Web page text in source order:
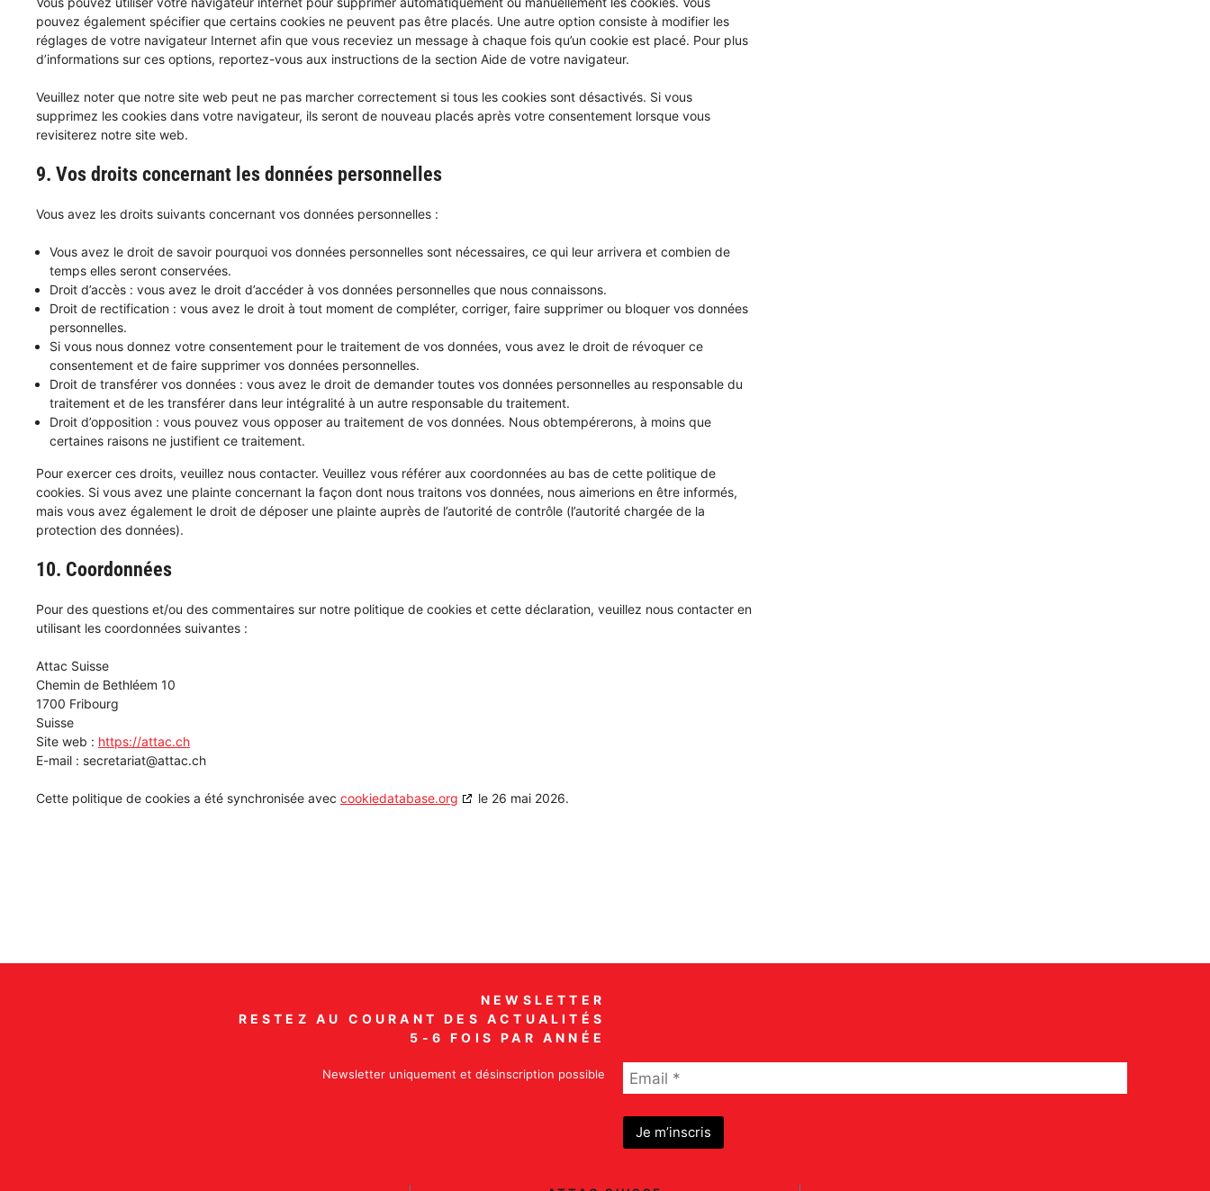
pouvez également spécifier que certains cookies ne peuvent pas être placés. Une autre option consiste à modifier les
réglages de votre navigateur Internet afin que vous receviez un message à chaque fois qu’un cookie est placé. Pour plus
d’informations sur ces options, reportez-vous aux instructions de la section Aide de votre navigateur.
Veuillez noter que notre site web peut ne pas marcher correctement si tous les cookies sont désactivés. Si vous
supprimez les cookies dans votre navigateur, ils seront de nouveau placés après votre consentement lorsque vous
revisiterez notre site web.
9. Vos droits concernant les données personnelles
Vous avez les droits suivants concernant vos données personnelles :
Vous avez le droit de savoir pourquoi vos données personnelles sont nécessaires, ce qui leur arrivera et combien de
temps elles seront conservées.
Droit d’accès : vous avez le droit d’accéder à vos données personnelles que nous connaissons.
Droit de rectification : vous avez le droit à tout moment de compléter, corriger, faire supprimer ou bloquer vos données
personnelles.
Si vous nous donnez votre consentement pour le traitement de vos données, vous avez le droit de révoquer ce
consentement et de faire supprimer vos données personnelles.
Droit de transférer vos données : vous avez le droit de demander toutes vos données personnelles au responsable du
traitement et de les transférer dans leur intégralité à un autre responsable du traitement.
Droit d’opposition : vous pouvez vous opposer au traitement de vos données. Nous obtempérerons, à moins que
certaines raisons ne justifient ce traitement.
Pour exercer ces droits, veuillez nous contacter. Veuillez vous référer aux coordonnées au bas de cette politique de
cookies. Si vous avez une plainte concernant la façon dont nous traitons vos données, nous aimerions en être informés,
mais vous avez également le droit de déposer une plainte auprès de l’autorité de contrôle (l’autorité chargée de la
protection des données).
10. Coordonnées
Pour des questions et/ou des commentaires sur notre politique de cookies et cette déclaration, veuillez nous contacter en
utilisant les coordonnées suivantes :
Attac Suisse
Chemin de Bethléem 10
1700 Fribourg
Suisse
Site web : https://attac.ch
E-mail : secretariat@attac.ch
Cette politique de cookies a été synchronisée avec cookiedatabase.org le 26 mai 2026.
NEWSLETTER
RESTEZ AU COURANT DES ACTUALITÉS
5-6 FOIS PAR ANNÉE
Newsletter uniquement et désinscription possible